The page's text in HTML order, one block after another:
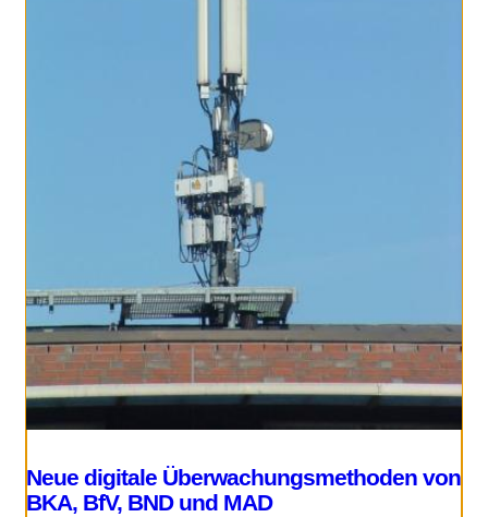
Neue digitale Überwachungsmethoden von
BKA, BfV, BND und MAD